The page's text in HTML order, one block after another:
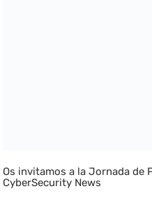
Os invitamos a la Jornada de
CyberSecurity News